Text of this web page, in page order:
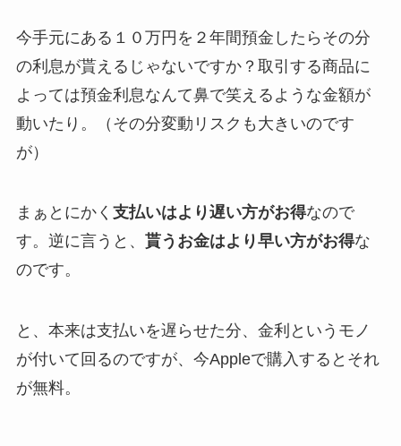
今手元にある１０万円を２年間預金したらその分
の利息が貰えるじゃないですか？取引する商品に
よっては預金利息なんて鼻で笑えるような金額が
動いたり。（その分変動リスクも大きいのです
が）
まぁとにかく 支払いはより遅い方がお得なので
す。逆に言うと、 貰うお金はより早い方がお得な
のです。
と、本来は支払いを遅らせた分、金利というモノ
が付いて回るのですが、今Appleで購入するとそれ
が無料。